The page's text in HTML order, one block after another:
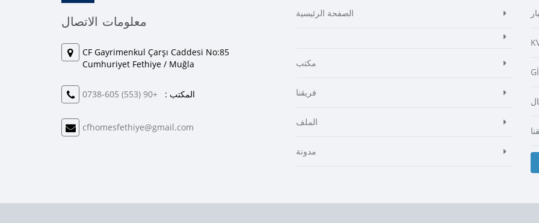
معلومات الاتصال
CF Gayrimenkul Çarşı Caddesi No:85
Cumhuriyet Fethiye / Muğla
المكتب : +90 (553) 605-0738
cfhomesfethiye@gmail.com
الصفحة الرئيسية
مكتب
فريقنا
الملف
مدونة